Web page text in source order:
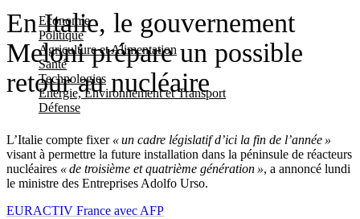
Economie
Politique
Agriculture et Alimentation
Santé
Technologies
Energie, Environnement et Transport
Défense
En Italie, le gouvernement
Meloni prépare un possible
retour au nucléaire
L’Italie compte fixer « un cadre législatif d’ici la fin de l’année »
visant à permettre la future installation dans la péninsule de réacteurs
nucléaires « de troisième et quatrième génération », a annoncé lundi
le ministre des Entreprises Adolfo Urso.
EURACTIV France avec AFP